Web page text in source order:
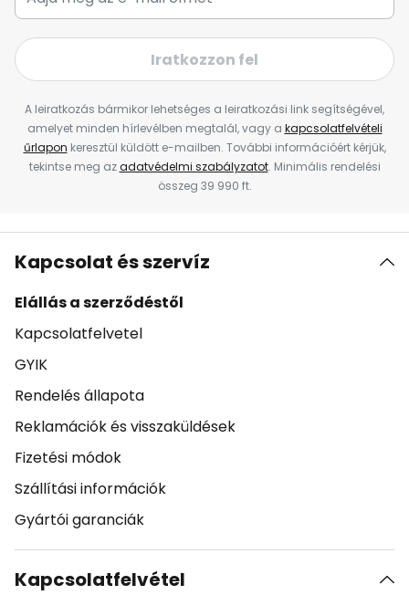
Iratkozzon fel
A leiratkozás bármikor lehetséges a leiratkozási link segítségével,
amelyet minden hírlevélben megtalál, vagy a kapcsolatfelvételi
űrlapon keresztül küldött e-mailben. További információért kérjük,
tekintse meg azadatvédelmi szabályzatot. Minimális rendelési
összeg 39 990 ft.
Kapcsolat és szervíz
Elállás a szerződéstől
Kapcsolatfelvetel
GYIK
Rendelés állapota
Reklamációk és visszaküldések
Fizetési módok
Szállítási információk
Gyártói garanciák
Kapcsolatfelvétel